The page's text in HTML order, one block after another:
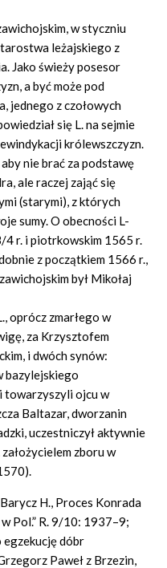
w styczniu
leżajskiego z
Jako świeży posesor
a być może pod
jednego z czołowych
się L. na sejmie
królewszczyzn.
nie brać za podstawę
ale raczej zająć się
(starymi), z których
sumy. O obecności L-
4 r. i piotrkowskim 1565 r.
z początkiem 1566 r.,
był Mikołaj
oprócz zmarłego w
za Krzysztofem
i dwóch synów:
bazylejskiego
towarzyszyli ojcu w
Baltazar, dworzanin
uczestniczył aktywnie
zboru w
H., Proces Konrada
Pol.” R. 9/10: 1937–9;
egzekucję dóbr
Paweł z Brzezin,